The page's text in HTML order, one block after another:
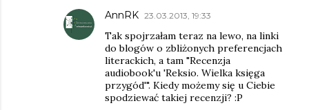
AnnRK 23.03.2013, 19:33
Tak spojrzałam teraz na lewo, na linki
do blogów o zbliżonych preferencjach
literackich, a tam "Recenzja
audiobook'u 'Reksio. Wielka księga
przygód'". Kiedy możemy się u Ciebie
spodziewać takiej recenzji? :P